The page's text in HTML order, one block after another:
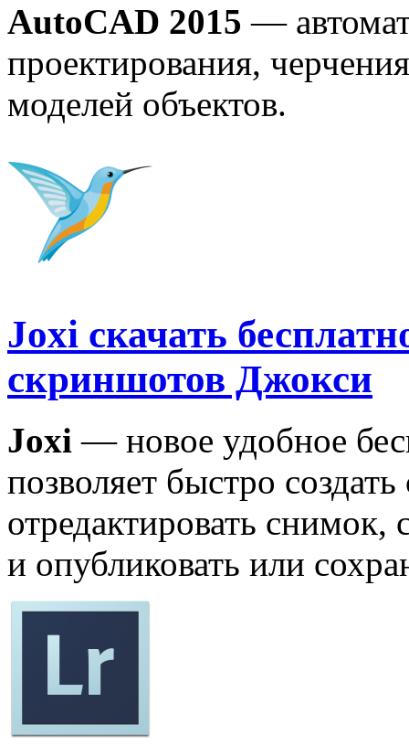
AutoCAD 2015 —
проектирования,
моделей объектов.
Joxi скачать
скриншотов Джокси
Joxi — новое удобное
позволяет быстро
отредактировать снимок,
и опубликовать или